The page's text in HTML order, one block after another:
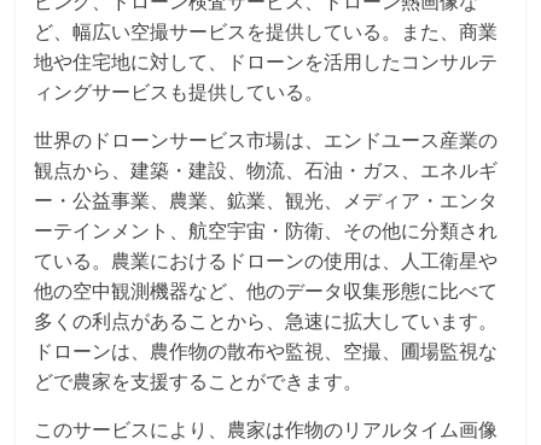
ど、幅広い空撮サービスを提供している。また、商業
地や住宅地に対して、ドローンを活用したコンサルテ
ィングサービスも提供している。
世界のドローンサービス市場は、エンドユース産業の
観点から、建築・建設、物流、石油・ガス、エネルギ
ー・公益事業、農業、鉱業、観光、メディア・エンタ
ーテインメント、航空宇宙・防衛、その他に分類され
ている。農業におけるドローンの使用は、人工衛星や
他の空中観測機器など、他のデータ収集形態に比べて
多くの利点があることから、急速に拡大しています。
ドローンは、農作物の散布や監視、空撮、圃場監視な
どで農家を支援することができます。
このサービスにより、農家は作物のリアルタイム画像